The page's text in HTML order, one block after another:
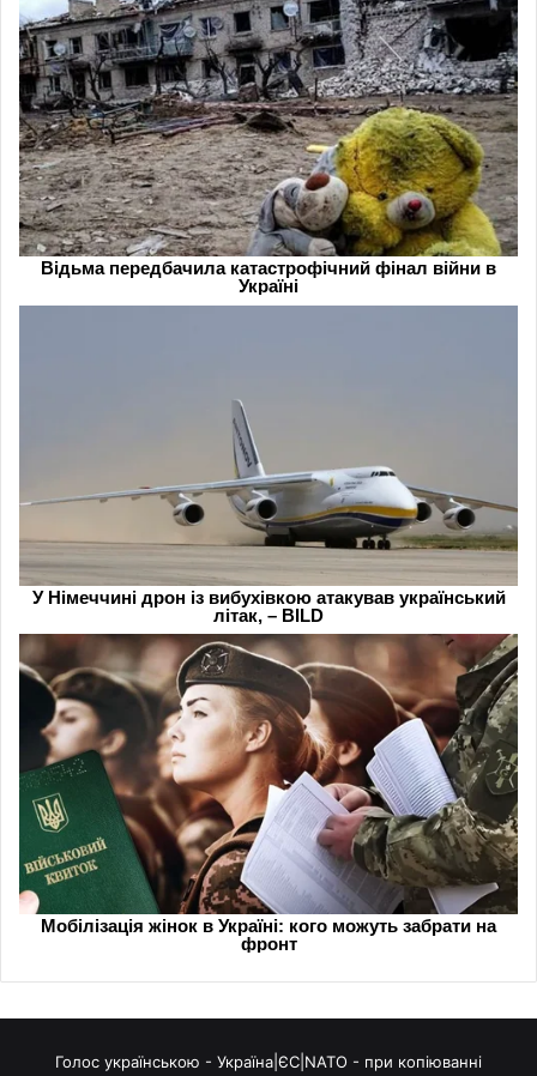
Голос українською - Україна|ЄС|NATO - при копіюванні